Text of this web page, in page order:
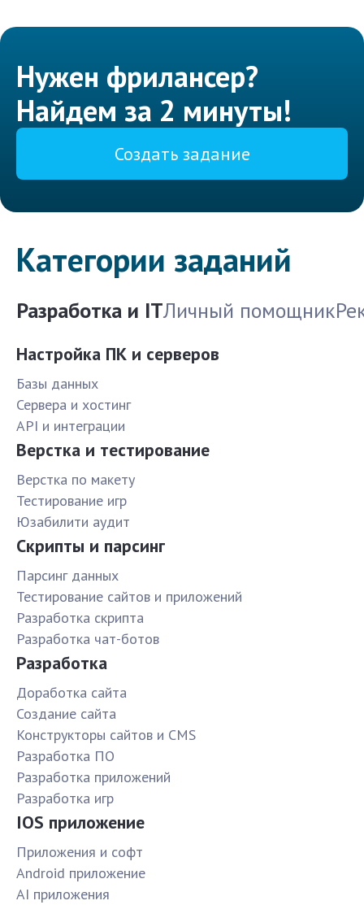
Нужен фрилансер?
Найдем за 2 минуты!
Создать задание
Категории заданий
Разработка и ITЛичный помощник
Настройка ПК и серверов
Базы данных
Сервера и хостинг
API и интеграции
Верстка и тестирование
Верстка по макету
Тестирование игр
Юзабилити аудит
Скрипты и парсинг
Парсинг данных
Тестирование сайтов и приложений
Разработка скрипта
Разработка чат-ботов
Разработка
Доработка сайта
Создание сайта
Конструкторы сайтов и CMS
Разработка ПО
Разработка приложений
Разработка игр
IOS приложение
Приложения и софт
Android приложение
AI приложения